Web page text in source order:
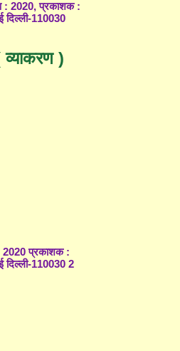
: 2020, प्रकाशक :
दिल्ली-110030
व्याकरण )
2020 प्रकाशक :
दिल्ली-110030 2